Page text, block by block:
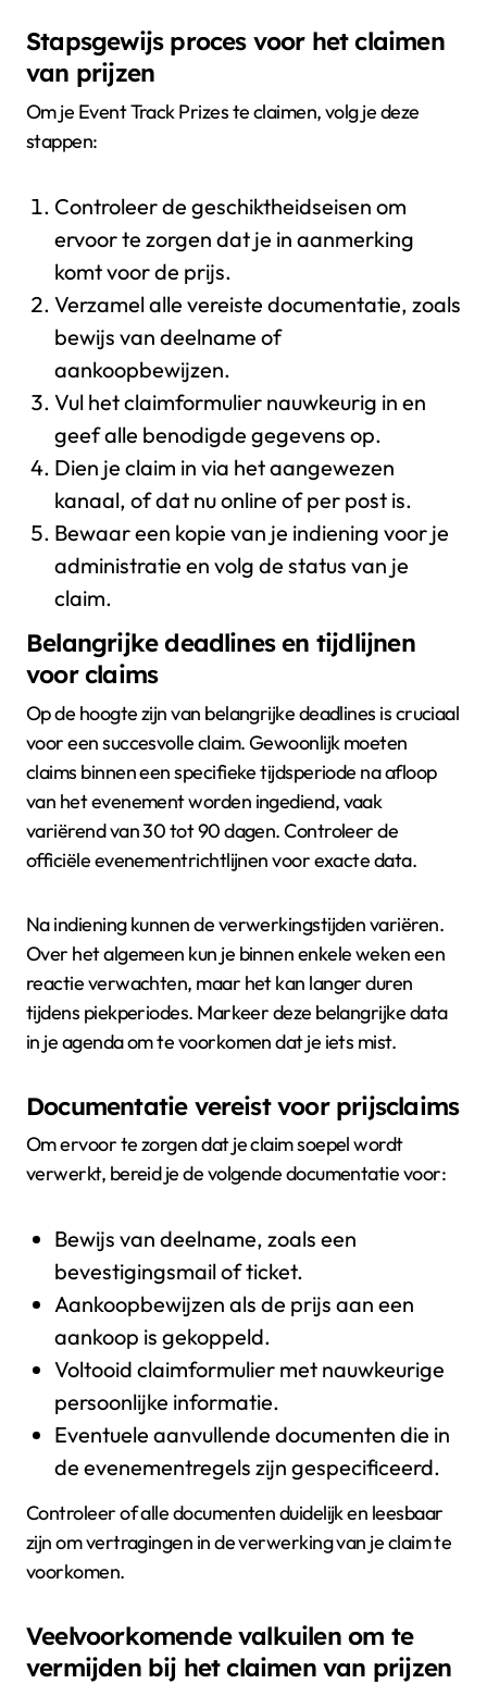
Stapsgewijs proces voor het claimen
van prijzen
Om je Event Track Prizes te claimen, volg je deze
stappen:
Controleer de geschiktheidseisen om
ervoor te zorgen dat je in aanmerking
komt voor de prijs.
Verzamel alle vereiste documentatie, zoals
bewijs van deelname of
aankoopbewijzen.
Vul het claimformulier nauwkeurig in en
geef alle benodigde gegevens op.
Dien je claim in via het aangewezen
kanaal, of dat nu online of per post is.
Bewaar een kopie van je indiening voor je
administratie en volg de status van je
claim.
Belangrijke deadlines en tijdlijnen
voor claims
Op de hoogte zijn van belangrijke deadlines is cruciaal
voor een succesvolle claim. Gewoonlijk moeten
claims binnen een specifieke tijdsperiode na afloop
van het evenement worden ingediend, vaak
variërend van 30 tot 90 dagen. Controleer de
officiële evenementrichtlijnen voor exacte data.
Na indiening kunnen de verwerkingstijden variëren.
Over het algemeen kun je binnen enkele weken een
reactie verwachten, maar het kan langer duren
tijdens piekperiodes. Markeer deze belangrijke data
in je agenda om te voorkomen dat je iets mist.
Documentatie vereist voor prijsclaims
Om ervoor te zorgen dat je claim soepel wordt
verwerkt, bereid je de volgende documentatie voor:
Bewijs van deelname, zoals een
bevestigingsmail of ticket.
Aankoopbewijzen als de prijs aan een
aankoop is gekoppeld.
Voltooid claimformulier met nauwkeurige
persoonlijke informatie.
Eventuele aanvullende documenten die in
de evenementregels zijn gespecificeerd.
Controleer of alle documenten duidelijk en leesbaar
zijn om vertragingen in de verwerking van je claim te
voorkomen.
Veelvoorkomende valkuilen om te
vermijden bij het claimen van prijzen